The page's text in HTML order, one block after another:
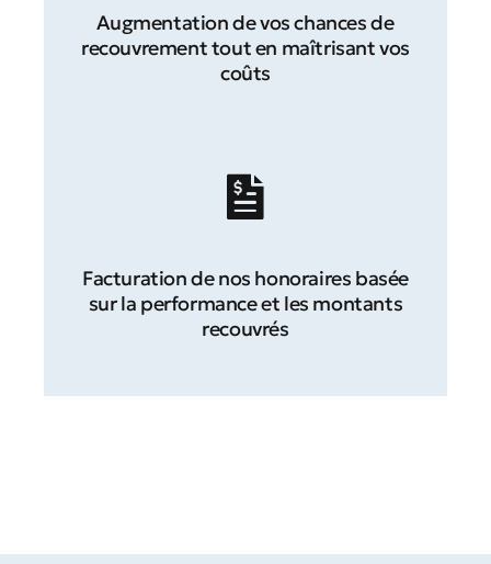
Augmentation de vos chances de
recouvrement tout en maîtrisant vos
coûts
Facturation de nos honoraires basée
sur la performance et les montants
recouvrés